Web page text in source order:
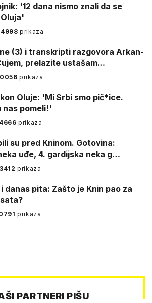
'12 dana nismo znali da se
prikaza
(3) i transkripti razgovora Arkan-
prelazite ustašam…
prikaza
Oluje: 'Mi Srbi smo pič*ice.
nas pomeli!'
prikaza
Gotovina:
uđe, 4. gardijska neka g…
prikaza
danas pita: Zašto je Knin pao za
prikaza
PARTNERI PIŠU